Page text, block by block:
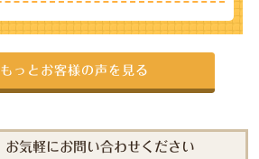
もっとお客様の声を見る
お気軽にお問い合わせください